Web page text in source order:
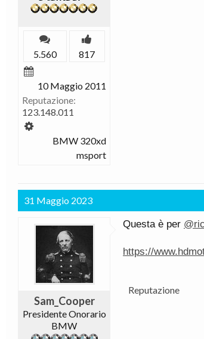
5.560 817
10 Maggio 2011
Reputazione:
123.148.011
BMW 320xd
msport
31 Maggio 2023
Sam_Cooper
Presidente Onorario
BMW
Questa è per
https://
Reputazione